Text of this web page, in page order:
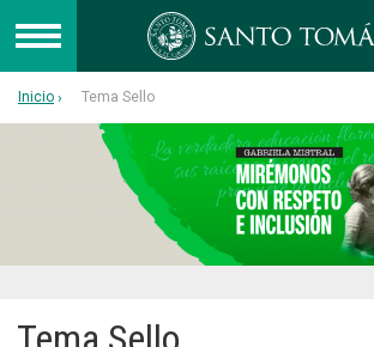
UNIVERSIDAD
INSTITUTO PROFESIONAL
CENTRO DE FORMACIÓN TÉCNICA
Capacitación
Inicio Tema Sello